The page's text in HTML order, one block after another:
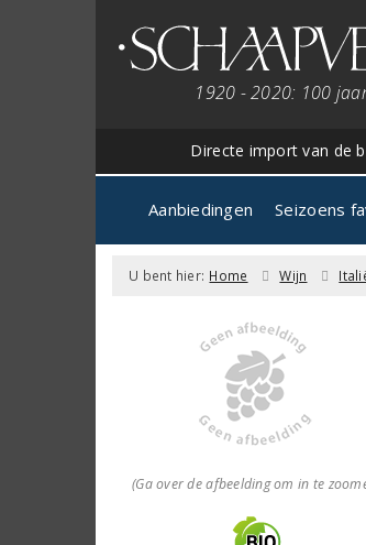
1920 - 2020: 100
Directe import van de
Aanbiedingen Seizoens
U bent hier: Home Wijn
(Ga over de afbeelding om in te